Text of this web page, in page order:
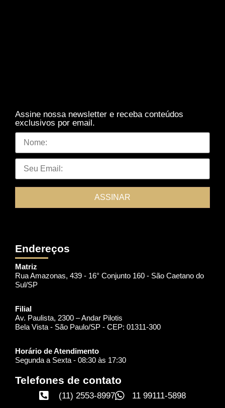
Assine nossa newsletter e receba conteúdos
exclusivos por email.
Endereços
Matriz
Rua Amazonas, 439 - 16° Conjunto 160 - São Caetano do
Sul/SP
Filial
Av. Paulista, 2300 – Andar Pilotis
Bela Vista - São Paulo/SP - CEP: 01311-300
Horário de Atendimento
Segunda a Sexta - 08:30 às 17:30
Telefones de contato
(11) 2553-8997 11 99111-5898